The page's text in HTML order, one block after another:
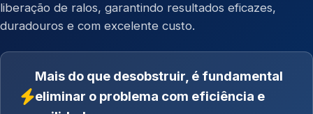
liberação de ralos, garantindo resultados eficazes,
duradouros e com excelente custo.
Mais do que desobstruir, é fundamental
eliminar o problema com eficiência e